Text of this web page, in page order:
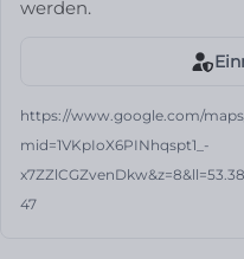
werden.
https://www.google.com/
mid=1VKpIoX6PINhqspt1_-
47